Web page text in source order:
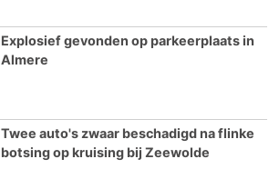
Explosief gevonden op parkeerplaats in
Almere
Twee auto's zwaar beschadigd na flinke
botsing op kruising bij Zeewolde